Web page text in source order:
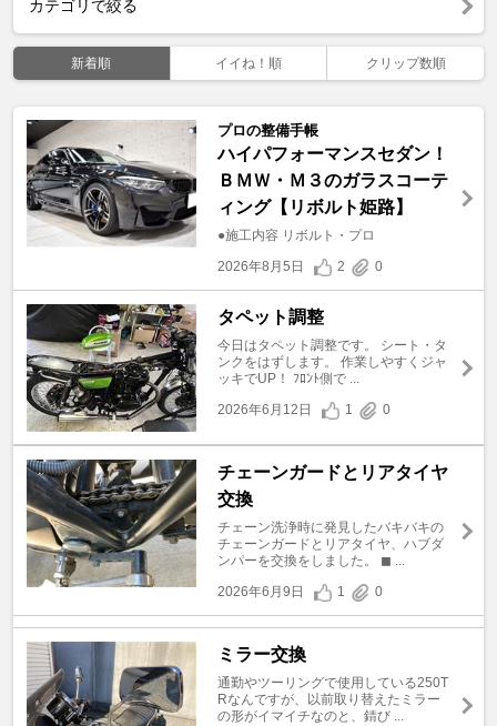
カテゴリで絞る
新着順 イイね！順 クリップ数順
プロの整備手帳
ハイパフォーマンスセダン！
ＢＭＷ・Ｍ３のガラスコーテ
ィング【リボルト姫路】
●施工内容 リボルト・プロ
2026年8月5日
2 0
タペット調整
今日はタペット調整です。 シート・タ
ンクをはずします。 作業しやすくジャ
ッキでUP！ ﾌﾛﾝﾄ側で ...
2026年6月12日
1 0
チェーンガードとリアタイヤ
交換
チェーン洗浄時に発見したバキバキの
チェーンガードとリアタイヤ、ハブダ
ンパーを交換をしました。 ◼︎ ...
2026年6月9日
1 0
ミラー交換
通勤やツーリングで使用している250T
Rなんですが、以前取り替えたミラー
の形がイマイチなのと、錆び ...